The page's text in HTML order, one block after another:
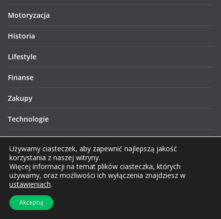
Motoryzacja
Historia
Lifestyle
Finanse
Zakupy
Technologie
Turystyka
Prawa autorskie © 2026 Lublinews.pl. Wszelkie prawa
Używamy ciasteczek, aby zapewnić najlepszą jakość
korzystania z naszej witryny.
Więcej informacji na temat plików ciasteczka, których
używamy, oraz możliwości ich wyłączenia znajdziesz w
ustawieniach.
Akceptuj